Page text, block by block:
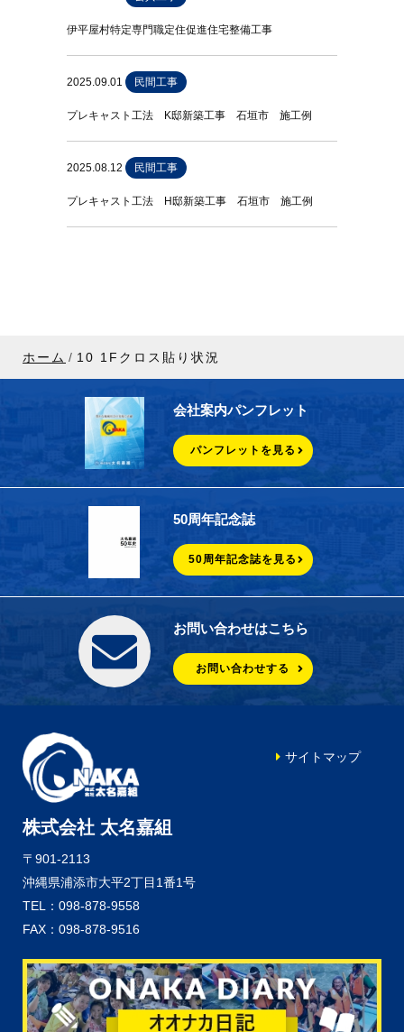
伊平屋村特定専門職定住促進住宅整備工事
2025.09.01 民間工事
プレキャスト工法 K邸新築工事 石垣市 施工例
2025.08.12 民間工事
プレキャスト工法 H邸新築工事 石垣市 施工例
ホーム 10 1Fクロス貼り状況
会社案内パンフレット
パンフレットを見る
50周年記念誌
50周年記念誌を見る
お問い合わせはこちら
お問い合わせする
株式会社 太名嘉組
〒901-2113
沖縄県浦添市大平2丁目1番1号
TEL：098-878-9558
FAX：098-878-9516
サイトマップ